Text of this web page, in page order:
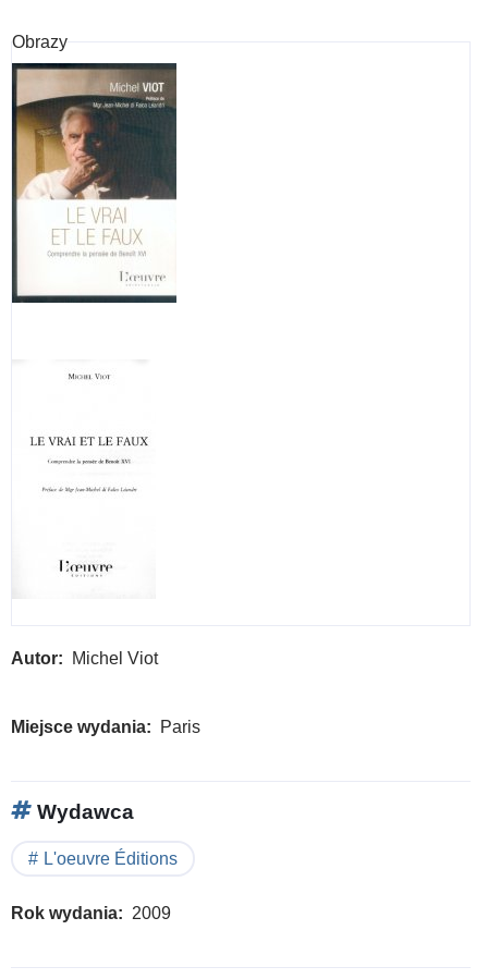
Obrazy
Autor Michel Viot
Miejsce wydania Paris
Wydawca
L'oeuvre Éditions
Rok wydania 2009